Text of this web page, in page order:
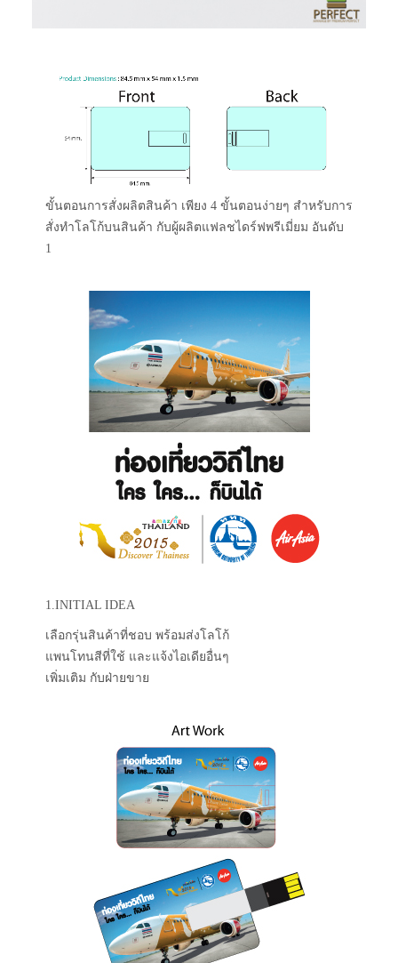
ขั้นตอนการสั่งผลิตสินค้า เพียง 4 ขั้นตอนง่ายๆ สำหรับการ
สั่งทำโลโก้บนสินค้า กับผู้ผลิตแฟลชไดร์ฟพรีเมี่ยม อันดับ
1
1.INITIAL IDEA
เลือกรุ่นสินค้าที่ชอบ พร้อมส่งโลโก้
แพนโทนสีที่ใช้ และแจ้งไอเดียอื่นๆ
เพิ่มเติม กับฝ่ายขาย